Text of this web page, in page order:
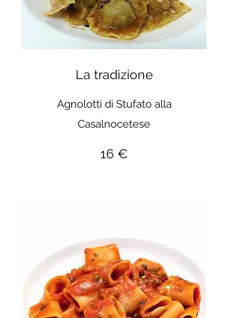
La tradizione
Agnolotti di Stufato alla
Casalnocetese
16 €